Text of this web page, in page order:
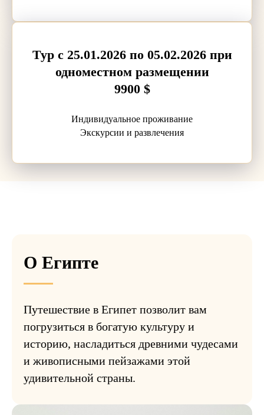
Тур с 25.01.2026 по 05.02.2026 при
одноместном размещении
9900 $
Индивидуальное проживание
Экскурсии и развлечения
О Египте
Путешествие в Египет позволит вам
погрузиться в богатую культуру и
историю, насладиться древними чудесами
и живописными пейзажами этой
удивительной страны.